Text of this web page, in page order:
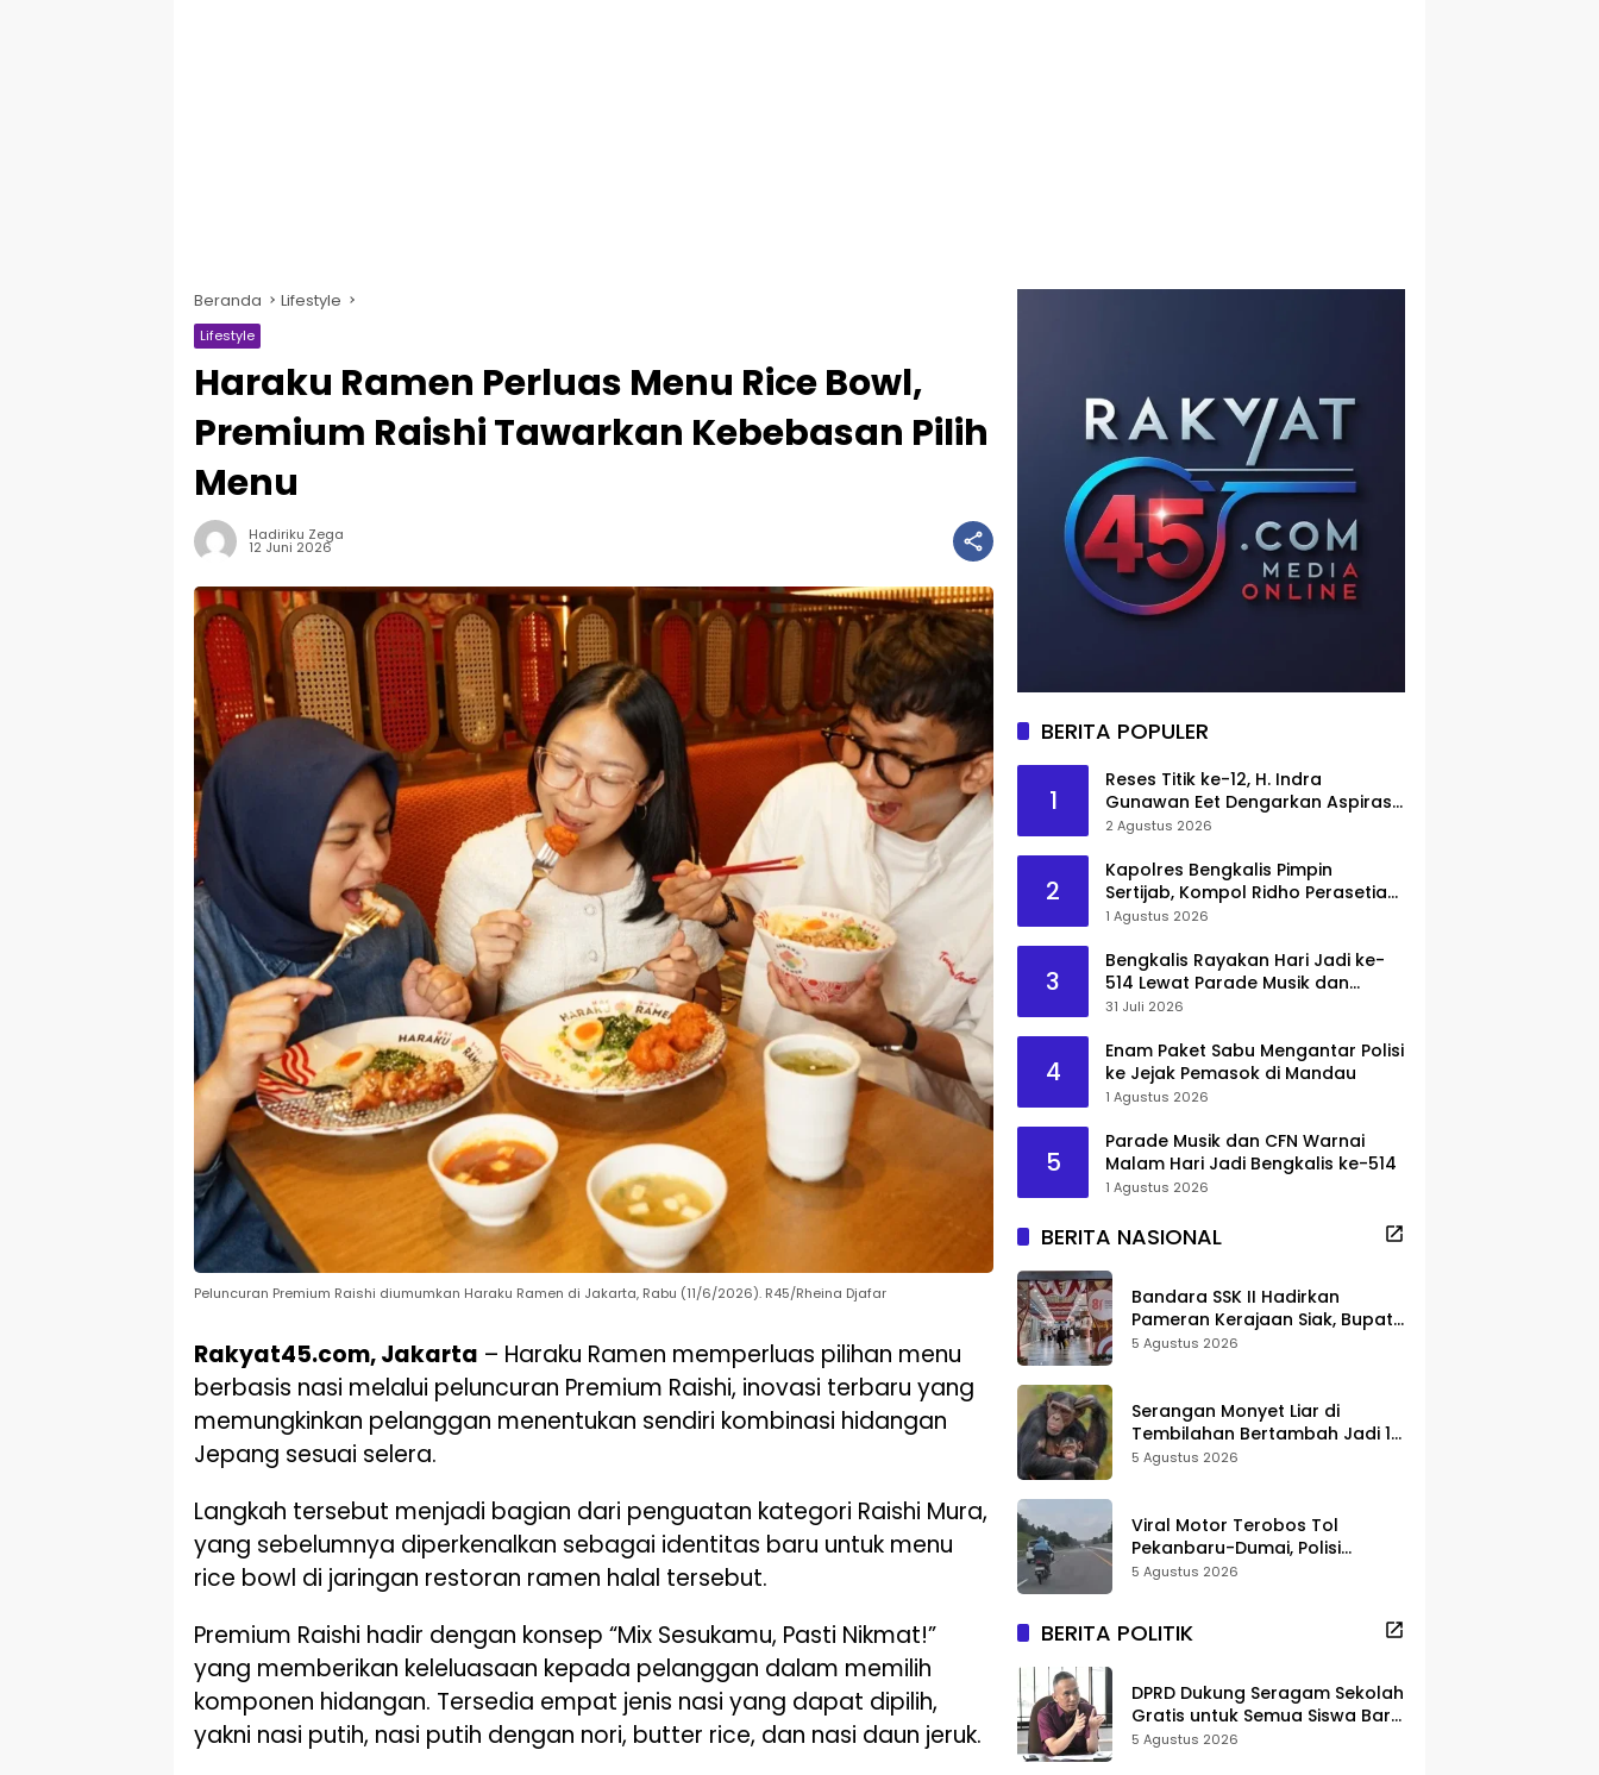
Beranda Lifestyle
Lifestyle
Haraku Ramen Perluas Menu Rice Bowl,
Premium Raishi Tawarkan Kebebasan Pilih
Menu
Hadiriku Zega
12 Juni 2026
Peluncuran Premium Raishi diumumkan Haraku Ramen di Jakarta, Rabu (11/6/2026). R45/Rheina Djafar
Rakyat45.com, Jakarta – Haraku Ramen memperluas pilihan menu
berbasis nasi melalui peluncuran Premium Raishi, inovasi terbaru yang
memungkinkan pelanggan menentukan sendiri kombinasi hidangan
Jepang sesuai selera.
Langkah tersebut menjadi bagian dari penguatan kategori Raishi Mura,
yang sebelumnya diperkenalkan sebagai identitas baru untuk menu
rice bowl di jaringan restoran ramen halal tersebut.
Premium Raishi hadir dengan konsep “Mix Sesukamu, Pasti Nikmat!”
yang memberikan keleluasaan kepada pelanggan dalam memilih
komponen hidangan. Tersedia empat jenis nasi yang dapat dipilih,
yakni nasi putih, nasi putih dengan nori, butter rice, dan nasi daun jeruk.
BERITA POPULER
1
Reses Titik ke-12, H. Indra
Gunawan Eet Dengarkan Aspirasi
Senggoro
2 Agustus 2026
2
Kapolres Bengkalis Pimpin
Sertijab, Kompol Ridho Perasetia
Jadi Wakapolres
1 Agustus 2026
3
Bengkalis Rayakan Hari Jadi ke-
514 Lewat Parade Musik dan
Pameran Kuliner
31 Juli 2026
4
Enam Paket Sabu Mengantar Polisi
ke Jejak Pemasok di Mandau
1 Agustus 2026
5
Parade Musik dan CFN Warnai
Malam Hari Jadi Bengkalis ke-514
1 Agustus 2026
BERITA NASIONAL
Bandara SSK II Hadirkan
Pameran Kerajaan Siak, Bupati
Afni: Jadi Ruang Edukasi
5 Agustus 2026
Serangan Monyet Liar di
Tembilahan Bertambah Jadi 16
Korban, DPKP Bantah Video
5 Agustus 2026
Viral Motor Terobos Tol
Pekanbaru-Dumai, Polisi
Ungkap Pengendara Alami
5 Agustus 2026
BERITA POLITIK
DPRD Dukung Seragam Sekolah
Gratis untuk Semua Siswa Baru,
Minta Rehab Sekolah Jangan
5 Agustus 2026